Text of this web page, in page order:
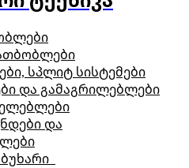
სპლიტ სისტემები
და გამაგრილებლები
და